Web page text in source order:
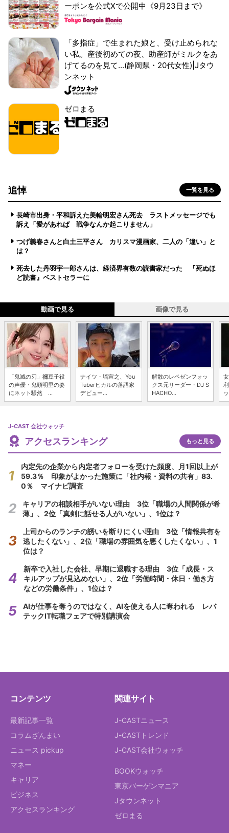
ーポンを公式Xで公開中《9月23日まで》
「多指症」で生まれた娘と、受け止められな
い私。産後初めての夜、助産師がミルクをあ
げてるのを見て...(静岡県・20代女性)|Jタウ
ンネット
ゼロまる
追悼 一覧を見る
長崎市出身・平和訴えた美輪明宏さん死去 ラストメッセージでも
訴え「愛があれば 戦争なんか起こりません」
つげ義春さんと白土三平さん カリスマ漫画家、二人の「違い」と
は？
死去した丹羽宇一郎さんは、経済界有数の読書家だった 『死ぬほ
ど読書』ベストセラーに
動画で見る 画像で見る
「鬼滅の刃」禰豆子役
の声優・鬼頭明里の姿
にネット騒然 ...
ナイツ・塙宣之、You
Tuberヒカルの落語家
デビュー...
解散のレペゼンフォッ
クス元リーダー・DJ S
HACHO...
J-CAST 会社ウォッチ
アクセスランキング もっと見る
内定先の企業から内定者フォローを受けた頻度、月1回以上が
59.3％ 印象がよかった施策に「社内報・資料の共有」83.
0％ マイナビ調査
キャリアの相談相手がいない理由 3位「職場の人間関係が希
薄」、2位「真剣に話せる人がいない」、1位は？
上司からのランチの誘いを断りにくい理由 3位「情報共有を
逃したくない」、2位「職場の雰囲気を悪くしたくない」、1
位は？
新卒で入社した会社、早期に退職する理由 3位「成長・ス
キルアップが見込めない」、2位「労働時間・休日・働き方
などの労働条件」、1位は？
AIが仕事を奪うのではなく、AIを使える人に奪われる レバ
テックIT転職フェアで特別講演会
コンテンツ
最新記事一覧
コラムざんまい
ニュース pickup
マネー
キャリア
ビジネス
アクセスランキング
関連サイト
J-CASTニュース
J-CASTトレンド
J-CAST会社ウォッチ
BOOKウォッチ
東京バーゲンマニア
Jタウンネット
ゼロまる